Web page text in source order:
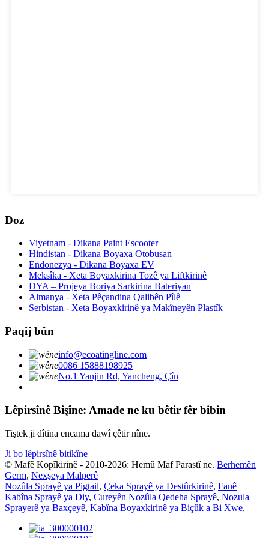
Doz
Viyetnam - Dikana Paint Escooter
Hindistan - Dikana Boyaxa Otobusan
Endonezya - Dikana Boyaxa EV
Meksîka - Xeta Boyaxkirina Tozê ya Liftkirinê
DYA – Projeya Boriya Sarkirina Bateriyan
Almanya - Xeta Pêçandina Qalibên Pîlê
Serbistan - Xeta Boyaxkirinê ya Makîneyên Plastîk
Paqij bûn
info@ecoatingline.com
0086 15888198925
No.1 Yanjin Rd, Yancheng, Çîn
Lêpirsînê Bişîne: Amade ne ku bêtir fêr bibin
Tiştek ji dîtina encama dawî çêtir nîne.
Ji bo lêpirsînê bitikîne
© Mafê Kopîkirinê - 2010-2026: Hemû Maf Parastî ne. Berhemên
Germ, Nexşeya Malperê
Nozûla Sprayê ya Pigtail, Çeka Sprayê ya Destûrkirinê, Fanê
Kabîna Sprayê ya Diy, Cureyên Nozûla Qedeha Sprayê, Nozula
Sprayerê ya Baxçeyê, Kabîna Boyaxkirinê ya Biçûk a Bi Xwe,